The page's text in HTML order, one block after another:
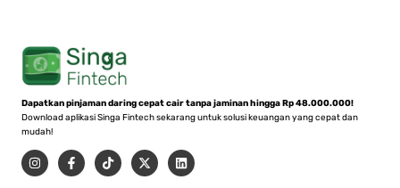
Dapatkan pinjaman daring cepat cair tanpa jaminan hingga Rp 48.000.000!
Download aplikasi Singa Fintech sekarang untuk solusi keuangan yang cepat dan
mudah!
I
n
s
F
a
c
T
i
k
X
-
t
L
i
n